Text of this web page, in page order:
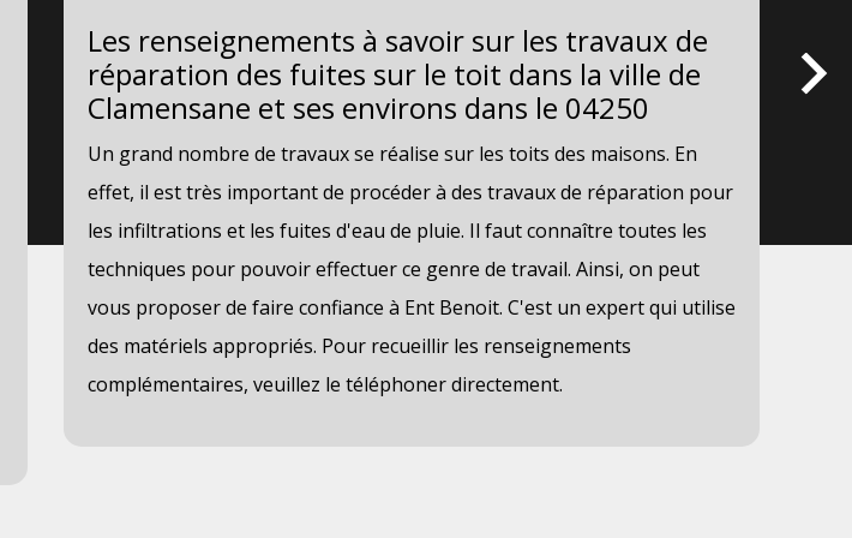
Les renseignements à savoir sur les travaux de
réparation des fuites sur le toit dans la ville de
Clamensane et ses environs dans le 04250
Un grand nombre de travaux se réalise sur les toits des maisons. En
effet, il est très important de procéder à des travaux de réparation pour
les infiltrations et les fuites d'eau de pluie. Il faut connaître toutes les
techniques pour pouvoir effectuer ce genre de travail. Ainsi, on peut
vous proposer de faire confiance à Ent Benoit. C'est un expert qui utilise
des matériels appropriés. Pour recueillir les renseignements
complémentaires, veuillez le téléphoner directement.